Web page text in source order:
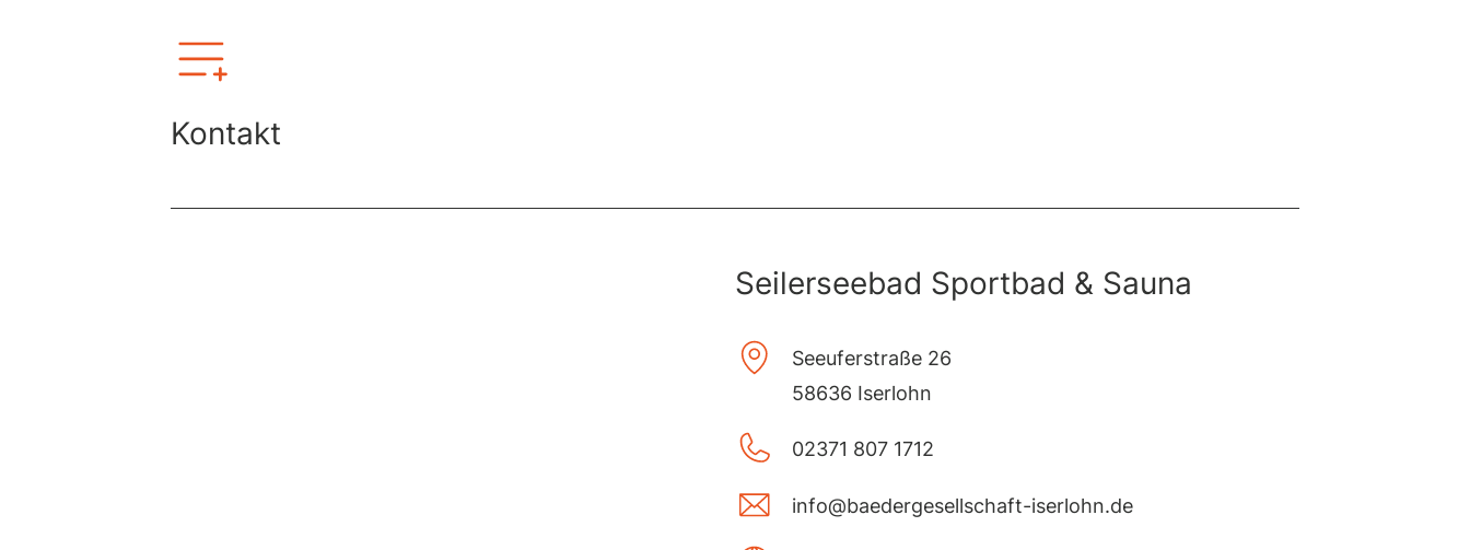
Kontakt
Seilerseebad Sportbad & Sauna
Seeuferstraße 26
58636 Iserlohn
02371 807 1712
info@baedergesellschaft-iserlohn.de